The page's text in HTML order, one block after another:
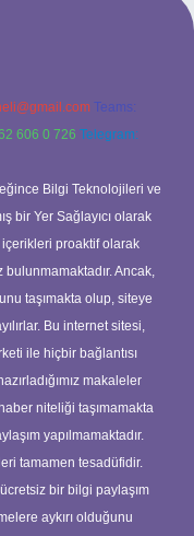
Teams:
606 0 726 Telegram:
Bilgi Teknolojileri ve
bir Yer Sağlayıcı olarak
proaktif olarak
Ancak,
taşımakta olup, siteye
Bu internet sitesi,
ile hiçbir bağlantısı
makaleler
niteliği taşımamakta
yapılmamaktadır.
tamamen tesadüfidir.
bir bilgi paylaşım
aykırı olduğunu